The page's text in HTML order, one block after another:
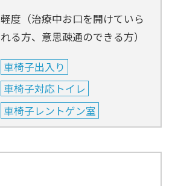
軽度（治療中お口を開けていら
れる方、意思疎通のできる方）
車椅子出入り
車椅子対応トイレ
車椅子レントゲン室